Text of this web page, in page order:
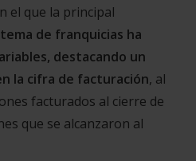
el que la principal
de franquicias ha
destacando un
la cifra de facturación, al
facturados al cierre de
que se alcanzaron al